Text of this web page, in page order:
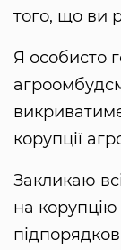
того, що ви
Я особисто
корупції
Закликаю
на корупцію